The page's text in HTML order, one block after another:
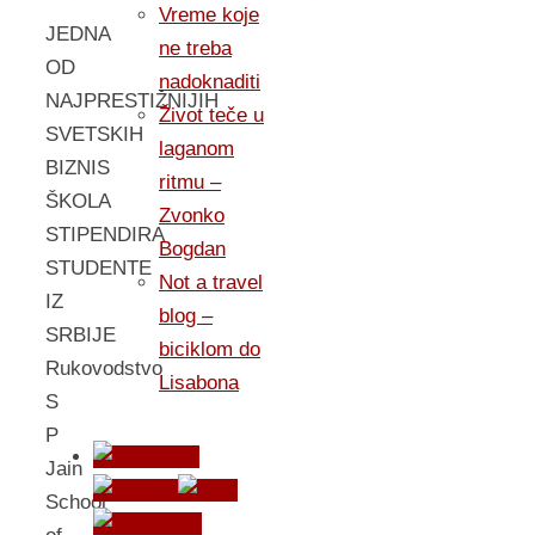
JEDNA
OD
NAJPRESTIŽNIJIH
SVETSKIH
BIZNIS
ŠKOLA
STIPENDIRA
STUDENTE
IZ
SRBIJE
Rukovodstvo
S
P
Jain
School
Vreme koje
ne treba
nadoknaditi
Život teče u
laganom
ritmu –
Zvonko
Bogdan
Not a travel
blog –
biciklom do
Lisabona